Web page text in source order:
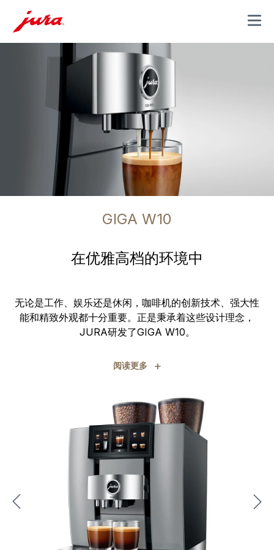
MENU
GIGA W10
在优雅高档的环境中
无论是工作、娱乐还是休闲，咖啡机的创新技术、强大性
能和精致外观都十分重要。正是秉承着这些设计理念，
JURA研发了GIGA W10。
阅读更多 +